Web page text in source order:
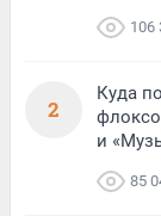
106
2
Куда
и
85